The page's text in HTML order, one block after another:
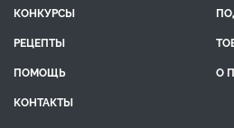
КОНКУРСЫ
РЕЦЕПТЫ
ПОМОЩЬ
О
КОНТАКТЫ